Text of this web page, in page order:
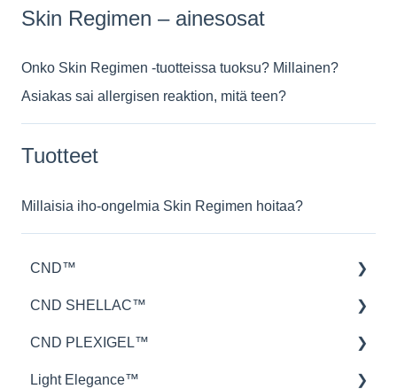
Skin Regimen – ainesosat
Onko Skin Regimen -tuotteissa tuoksu? Millainen?
Asiakas sai allergisen reaktion, mitä teen?
Tuotteet
Millaisia iho-ongelmia Skin Regimen hoitaa?
CND™
Retention™
CND™ Brisa
Nailcare
CND SHELLAC™
lakkauksen kesto
levitys
CND PLEXIGEL™
Levitys
Light Elegance™